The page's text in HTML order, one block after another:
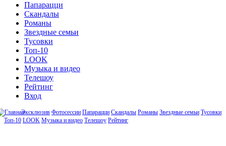
Папарацци
Скандалы
Романы
Звездные семьи
Тусовки
Топ-10
LOOK
Музыка и видео
Телешоу
Рейтинг
Вход
Эксклюзив Фотосессии Папарацци Скандалы Романы Звездные семьи Тусовки
Топ-10 LOOK Музыка и видео Телешоу Рейтинг